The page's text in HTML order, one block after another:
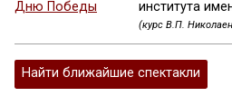
Дню Победы
института
(курс В.П.
Найти ближайшие спектакли